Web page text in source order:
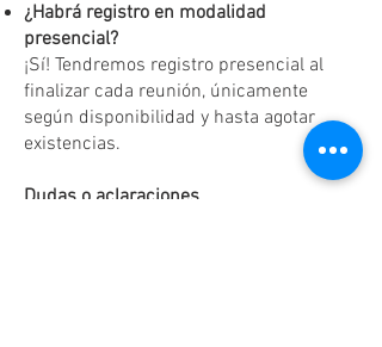
¿Habrá registro en modalidad
presencial?
¡Sí! Tendremos registro presencial al
finalizar cada reunión, únicamente
según disponibilidad y hasta agotar
existencias.
Dudas o aclaraciones